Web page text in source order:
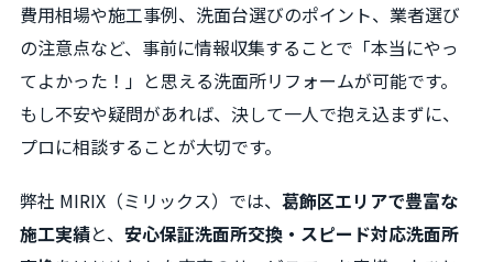
費用相場や施工事例、洗面台選びのポイント、業者選び
の注意点など、事前に情報収集することで「本当にやっ
てよかった！」と思える洗面所リフォームが可能です。
もし不安や疑問があれば、決して一人で抱え込まずに、
プロに相談することが大切です。
弊社 MIRIX（ミリックス）では、 葛飾区エリアで豊富な
施工実績と、 安心保証洗面所交換・スピード対応洗面所